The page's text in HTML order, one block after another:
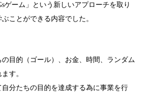
ゲーム」という新しいアプローチを取り
ことができる内容でした。
目的（ゴール）、お金、時間、ランダム
す。
分たちの目的を達成する為に事業を行